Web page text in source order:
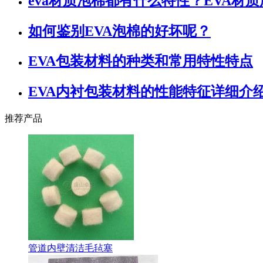
如何鉴别EVA泡棉的好坏呢？
EVA包装材料的种类和常用特性特点
EVA内衬包装材料的性能特征详细介
推荐产品
管道内壁清洁毛毡塞